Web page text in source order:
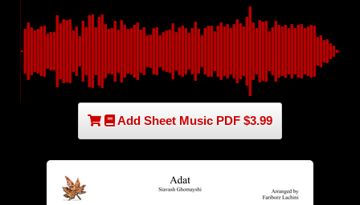
Add Sheet Music PDF $3.99